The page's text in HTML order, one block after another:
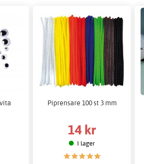
Piprensare 100 st 3 mm
14 kr
I lager